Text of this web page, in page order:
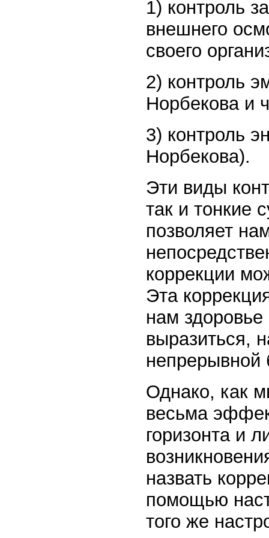
1) контроль
внешнего
своего
2) контроль
Норбекова и
3) контроль
Норбекова).
Эти виды
так и тонкие
позволяет
коррекции
Эта
нам
выразиться,
непрерывной
Однако, как
весьма
горизонта и
назвать
помощью
того же